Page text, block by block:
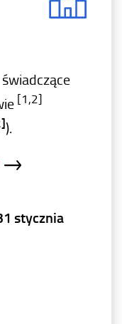
[1,2]
).
stycznia